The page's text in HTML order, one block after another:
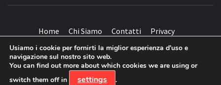
Home Chi Siamo Contatti Privacy
Facebook
TwitterInstagramYoutube
Usiamo i cookie per fornirti la miglior esperienza d'uso e
navigazione sul nostro sito web.
You can find out more about which cookies we are using or
switch them off in
settings .